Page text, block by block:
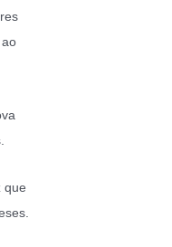
que